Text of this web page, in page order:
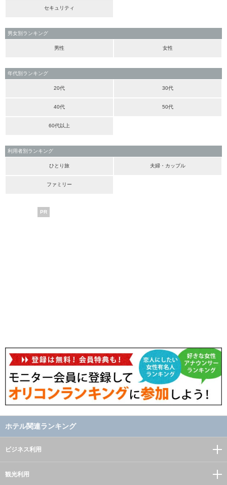
セキュリティ
男女別ランキング
男性 女性
年代別ランキング
20代 30代
40代 50代
60代以上
利用者別ランキング
ひとり旅 夫婦・カップル
ファミリー
PR
ホテル関連ランキング
ビジネス利用
観光利用